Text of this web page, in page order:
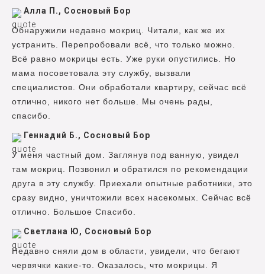
Алла П., Сосновый Бор
Обнаружили недавно мокриц. Читали, как же их
устранить. Перепробовали всё, что только можно.
Всё равно мокрицы есть. Уже руки опустились. Но
мама посоветовала эту службу, вызвали
специалистов. Они обработали квартиру, сейчас всё
отлично, никого нет больше. Мы очень рады,
спасибо.
Геннадий Б., Сосновый Бор
У меня частный дом. Заглянув под ванную, увидел
там мокриц. Позвонил и обратился по рекомендации
друга в эту службу. Приехали опытные работники, это
сразу видно, уничтожили всех насекомых. Сейчас всё
отлично. Большое Спасибо.
Светлана Ю, Сосновый Бор
Недавно сняли дом в области, увидели, что бегают
червячки какие-то. Оказалось, что мокрицы. Я